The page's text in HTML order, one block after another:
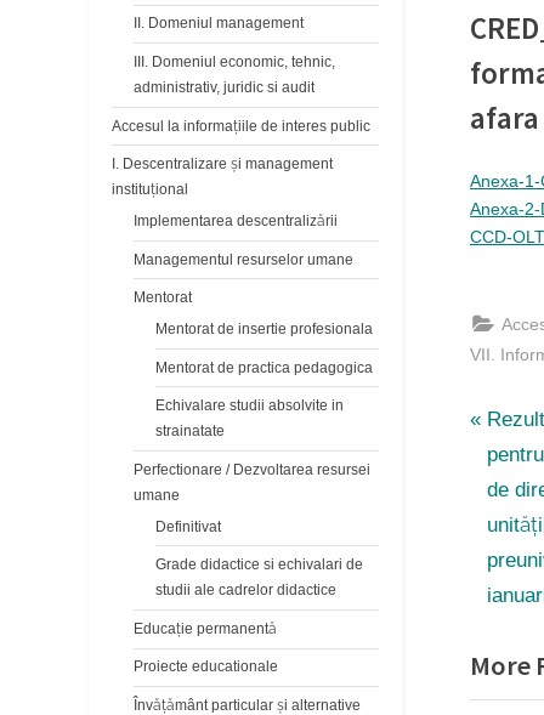
Anexa-
Anexa-
CCD-
VII.
în
P
r
e
v
i
o
s
P
de
More
II. Domeniul management
III. Domeniul economic, tehnic,
administrativ, juridic si audit
Accesul la informațiile de interes public
I. Descentralizare și management
instituțional
Implementarea descentralizării
Managementul resurselor umane
Mentorat
Mentorat de insertie profesionala
Mentorat de practica pedagogica
Echivalare studii absolvite in
strainatate
Perfectionare / Dezvoltarea resursei
umane
Definitivat
Grade didactice si echivalari de
studii ale cadrelor didactice
Educaţie permanentă
Proiecte educationale
Învăţământ particular şi alternative